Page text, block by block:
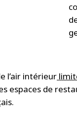
l’air intérieur
espaces de